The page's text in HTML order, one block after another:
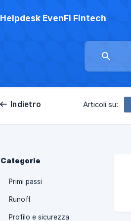
Helpdesk EvenFi Fintech
Indietro Articoli su:
Categorie
Primi passi
Runoff
Profilo e sicurezza